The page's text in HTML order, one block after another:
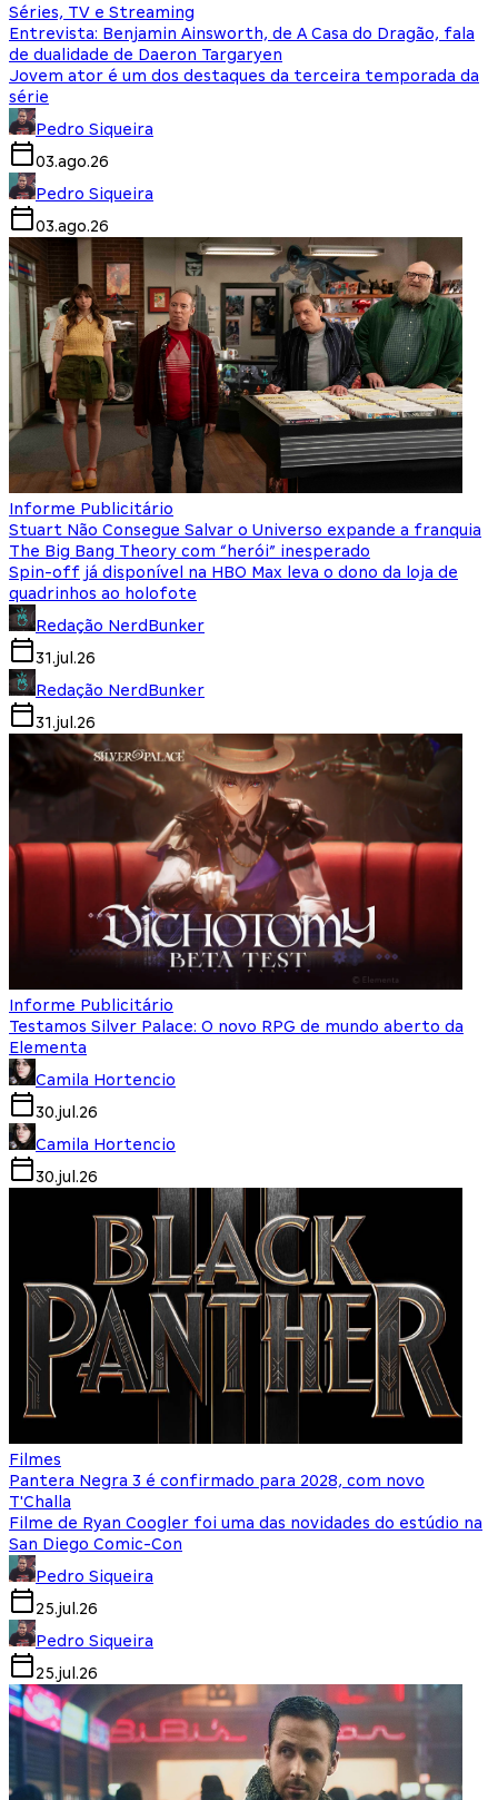
Séries, TV e Streaming
Entrevista: Benjamin Ainsworth, de A Casa do Dragão, fala
de dualidade de Daeron Targaryen
Jovem ator é um dos destaques da terceira temporada da
série
Pedro Siqueira
03.ago.26
Pedro Siqueira
03.ago.26
Informe Publicitário
Stuart Não Consegue Salvar o Universo expande a franquia
The Big Bang Theory com “herói” inesperado
Spin-off já disponível na HBO Max leva o dono da loja de
quadrinhos ao holofote
Redação NerdBunker
31.jul.26
Redação NerdBunker
31.jul.26
Informe Publicitário
Testamos Silver Palace: O novo RPG de mundo aberto da
Elementa
Camila Hortencio
30.jul.26
Camila Hortencio
30.jul.26
Filmes
Pantera Negra 3 é confirmado para 2028, com novo
T'Challa
Filme de Ryan Coogler foi uma das novidades do estúdio na
San Diego Comic-Con
Pedro Siqueira
25.jul.26
Pedro Siqueira
25.jul.26